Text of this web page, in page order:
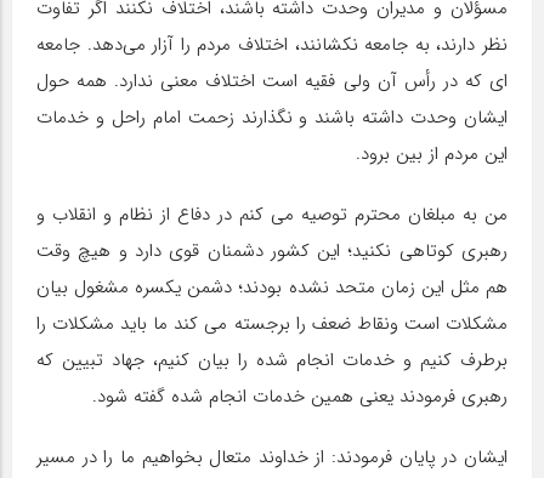
مسؤلان و مدیران وحدت داشته‌ باشند، اختلاف نکنند اگر تفاوت
نظر دارند، به جامعه نکشانند، اختلاف مردم را آزار می‌دهد. جامعه
ای که در رأس آن ولی فقیه است اختلاف معنی ندارد. همه حول
ایشان وحدت داشته باشند و نگذارند زحمت امام راحل و خدمات
این مردم از بین برود.
من به مبلغان محترم توصیه می کنم در دفاع از نظام و انقلاب و
رهبری کوتاهی نکنید؛ این کشور دشمنان قوی دارد و هیچ وقت
هم مثل این زمان متحد نشده بودند؛ دشمن یکسره مشغول بیان
مشکلات است ونقاط ضعف را برجسته می کند ما باید مشکلات را
برطرف کنیم و خدمات انجام شده را بیان کنیم، جهاد تبیین که
رهبری فرمودند یعنی همین خدمات انجام شده گفته شود.
ایشان در پایان فرمودند: از خداوند متعال بخواهیم ما را در مسیر